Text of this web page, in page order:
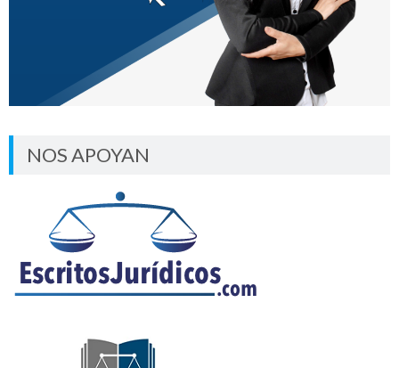
NOS APOYAN